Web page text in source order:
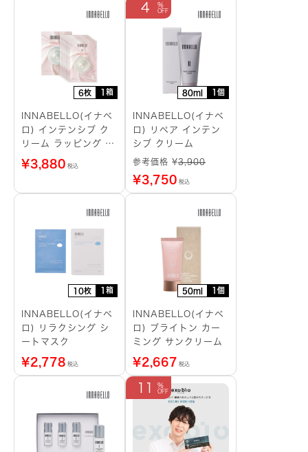
6枚 1箱
INNABELLO(イナベ
ロ) インテンシブ ク
リーム ラッピング シ
ートマスク
¥3,880 税込
80ml 1個
4
INNABELLO(イナベ
ロ) リペア インテン
シブ クリーム
参考価格 ¥3,900
¥3,750 税込
10枚 1箱
INNABELLO(イナベ
ロ) リラクシング シ
ートマスク
¥2,778 税込
50ml 1個
INNABELLO(イナベ
ロ) ブライトン カー
ミング サンクリーム
¥2,667 税込
11